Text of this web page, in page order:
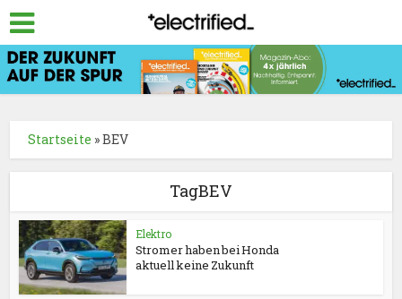
Startseite »BEV
TagBEV
Elektro
Stromer haben bei Honda
aktuell keine Zukunft